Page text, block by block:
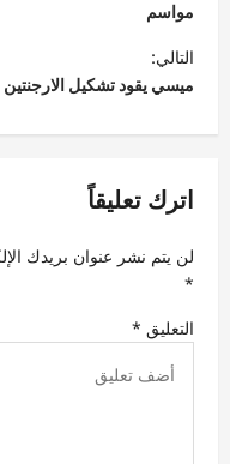
فّ
ح
ا
ل
ق
ل
ا
ت
مواسم
التالي:
ميسي يقود تشكيل الارجنتين
اترك تعليقاً
لن يتم نشر عنوان بريدك
*
التعليق *